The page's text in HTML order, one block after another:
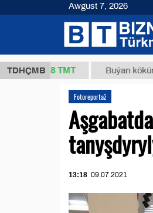
TDHÇMB
37,8 ТМТ Buýan köküniň
Fotoreportaž
13:18 09.07.2021
Awgust 7, 2026